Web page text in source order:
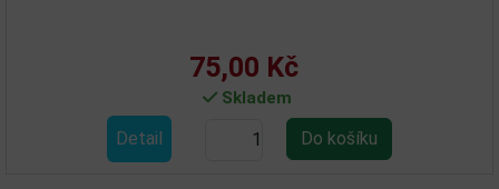
75,00 Kč
Skladem
Detail